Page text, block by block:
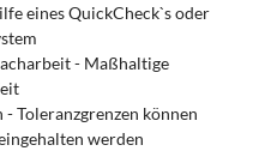
eines QuickCheck`s oder
- Maßhaltige
Toleranzgrenzen können
werden